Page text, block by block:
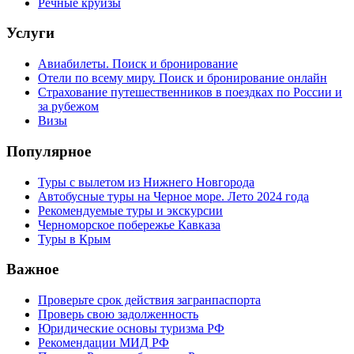
Услуги
Авиабилеты. Поиск и бронирование
Отели по всему миру. Поиск и бронирование онлайн
Страхование путешественников в поездках по России и
за рубежом
Визы
Популярное
Туры с вылетом из Нижнего Новгорода
Автобусные туры на Черное море. Лето 2024 года
Рекомендуемые туры и экскурсии
Черноморское побережье Кавказа
Туры в Крым
Важное
Проверьте срок действия загранпаспорта
Проверь свою задолженность
Юридические основы туризма РФ
Рекомендации МИД РФ